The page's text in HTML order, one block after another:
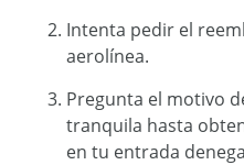
Intenta pedir el
aerolínea.
Pregunta el motivo
tranquila hasta
en tu entrada